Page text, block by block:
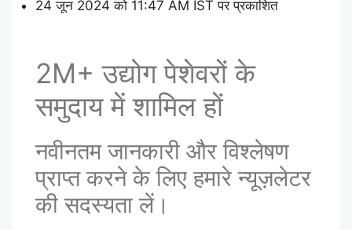
24 जून 2024 को 11:47 AM IST पर प्रकाशित
2M+ उद्योग पेशेवरों के
समुदाय में शामिल हों
नवीनतम जानकारी और विश्लेषण
प्राप्त करने के लिए हमारे न्यूज़लेटर
की सदस्यता लें।